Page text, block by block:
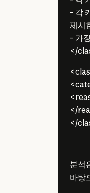
– 각
제시
– 가
</
</
</
분석
바탕